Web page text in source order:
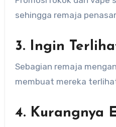
sehingga remaja
3. Ingin
Sebagian remaja
membuat mereka
4. Kurangnya